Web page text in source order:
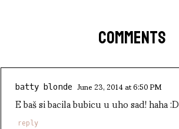
COMMENTS
batty blonde June 23, 2014 at 6:50 PM
E baš si bacila bubicu u uho sad! haha :D
reply